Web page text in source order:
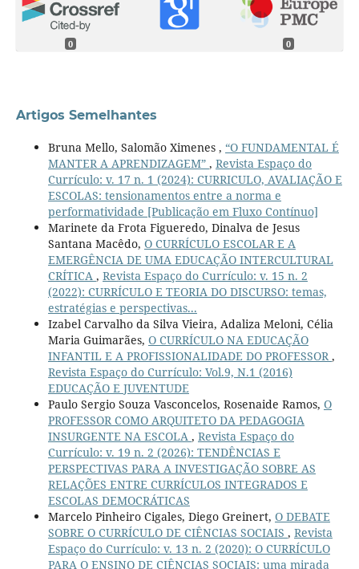
0 0
Artigos Semelhantes
Bruna Mello, Salomão Ximenes , “O FUNDAMENTAL É
MANTER A APRENDIZAGEM” , Revista Espaço do
Currículo: v. 17 n. 1 (2024): CURRICULO, AVALIAÇÃO E
ESCOLAS: tensionamentos entre a norma e
performatividade [Publicação em Fluxo Contínuo]
Marinete da Frota Figueredo, Dinalva de Jesus
Santana Macêdo, O CURRÍCULO ESCOLAR E A
EMERGÊNCIA DE UMA EDUCAÇÃO INTERCULTURAL
CRÍTICA , Revista Espaço do Currículo: v. 15 n. 2
(2022): CURRÍCULO E TEORIA DO DISCURSO: temas,
estratégias e perspectivas...
Izabel Carvalho da Silva Vieira, Adaliza Meloni, Célia
Maria Guimarães, O CURRÍCULO NA EDUCAÇÃO
INFANTIL E A PROFISSIONALIDADE DO PROFESSOR ,
Revista Espaço do Currículo: Vol.9, N.1 (2016)
EDUCAÇÃO E JUVENTUDE
Paulo Sergio Souza Vasconcelos, Rosenaide Ramos, O
PROFESSOR COMO ARQUITETO DA PEDAGOGIA
INSURGENTE NA ESCOLA , Revista Espaço do
Currículo: v. 19 n. 2 (2026): TENDÊNCIAS E
PERSPECTIVAS PARA A INVESTIGAÇÃO SOBRE AS
RELAÇÕES ENTRE CURRÍCULOS INTEGRADOS E
ESCOLAS DEMOCRÁTICAS
Marcelo Pinheiro Cigales, Diego Greinert, O DEBATE
SOBRE O CURRÍCULO DE CIÊNCIAS SOCIAIS , Revista
Espaço do Currículo: v. 13 n. 2 (2020): O CURRÍCULO
PARA O ENSINO DE CIÊNCIAS SOCIAIS: uma mirada